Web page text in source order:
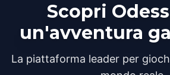
Scopri
un'avventura
La piattaforma leader per